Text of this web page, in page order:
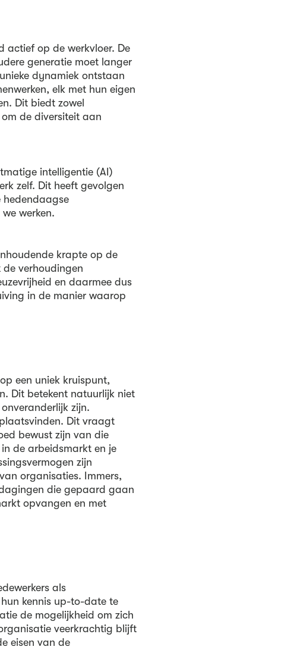
actief op de werkvloer. De
generatie moet langer
dynamiek ontstaan
elk met hun eigen
Dit biedt zowel
de diversiteit aan
intelligentie (AI)
zelf. Dit heeft gevolgen
werken.
krapte op de
verhoudingen
en daarmee dus
in de manier waarop
een uniek kruispunt,
Dit betekent natuurlijk niet
zijn.
Dit vraagt
bewust zijn van die
de arbeidsmarkt en je
zijn
organisaties. Immers,
die gepaard gaan
opvangen en met
als
kennis up-to-date te
de mogelijkheid om zich
veerkrachtig blijft
eisen van de